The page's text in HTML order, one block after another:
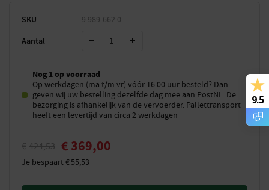
SKU 9.989-662.0
Aantal
Nog 1 op voorraad
Op werkdagen (ma t/m vr) vóór 16.00 uur besteld? Dan
geven wij uw bestelling dezelfde dag mee aan PostNL. De
bezorging is afhankelijk van de vervoerder. Pallettransport
heeft een levertijd van circa 2 werkdagen
€ 424,53 € 369,00
Je bespaart€55,53
9.5